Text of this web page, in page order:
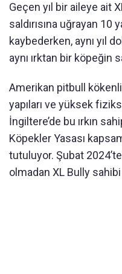
Geçen yıl bir aileye ait
saldırısına uğrayan 10
kaybederken, aynı yıl
aynı ırktan bir köpeğin
Amerikan pitbull
yapıları ve yüksek
İngiltere’de bu ırkın
Köpekler Yasası
tutuluyor. Şubat
olmadan XL Bully